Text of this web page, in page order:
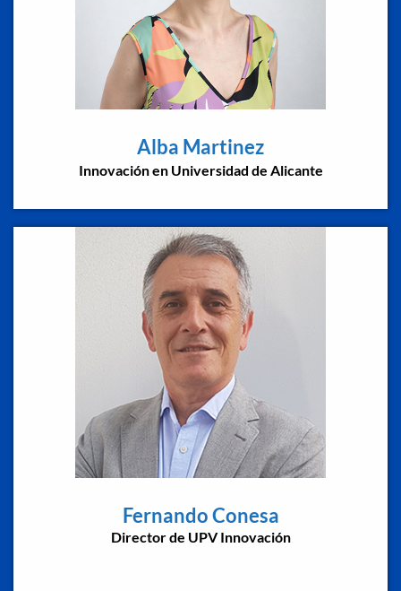
Alba Martinez
Innovación en Universidad de Alicante
Fernando Conesa
Director de UPV Innovación